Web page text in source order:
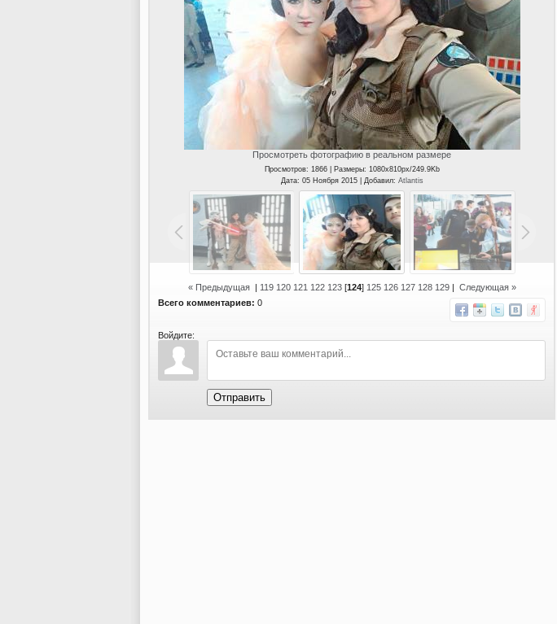
Просмотреть фотографию в реальном размере
Просмотров: 1866 | Размеры: 1080x810px/249.9Kb
Дата: 05 Ноября 2015 | Добавил: Atlantis
« Предыдущая| 119 120 121 122 123[124] 125 126 127 128 129| Следующая »
Всего комментариев: 0
Войдите:
Отправить